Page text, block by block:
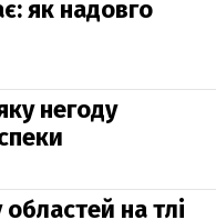
як надовго
негоду
на тлі